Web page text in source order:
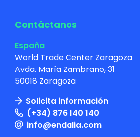
Contáctanos
España
World Trade Center Zaragoza
Avda. María Zambrano, 31
50018 Zaragoza
Solicita información
(+34) 876 140 140
info@endalia.com